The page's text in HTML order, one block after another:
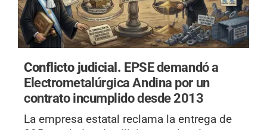
Conflicto judicial. EPSE demandó a
Electrometalúrgica Andina por un
contrato incumplido desde 2013
La empresa estatal reclama la entrega de